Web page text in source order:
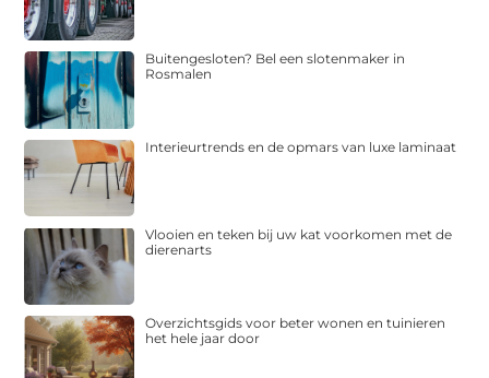
Buitengesloten? Bel een slotenmaker in
Rosmalen
Interieurtrends en de opmars van luxe laminaat
Vlooien en teken bij uw kat voorkomen met de
dierenarts
Overzichtsgids voor beter wonen en tuinieren
het hele jaar door